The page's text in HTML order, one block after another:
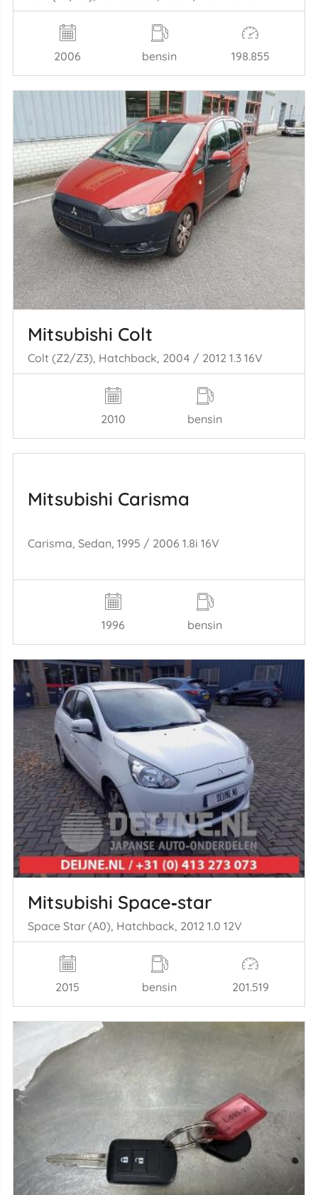
2006 bensin 198.855
Mitsubishi Colt
Colt (Z2/Z3), Hatchback, 2004 / 2012 1.3 16V
2010 bensin
Mitsubishi Carisma
Carisma, Sedan, 1995 / 2006 1.8i 16V
1996 bensin
Mitsubishi Space‑star
Space Star (A0), Hatchback, 2012 1.0 12V
2015 bensin 201.519